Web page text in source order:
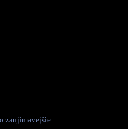
zaujímavejšie...